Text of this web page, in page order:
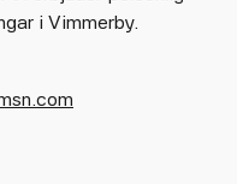
i Vimmerby.